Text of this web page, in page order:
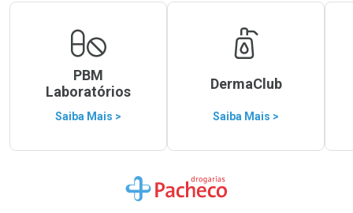
PBM
Laboratórios
Saiba Mais >
DermaClub
Saiba Mais >
Ir para a Home